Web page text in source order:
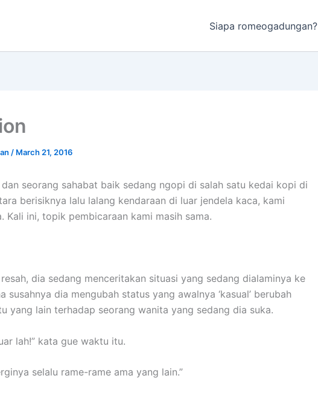
Siapa romeogadungan?
/ March 21, 2016
seorang sahabat baik sedang ngopi di salah satu kedai kopi di
berisiknya lalu lalang kendaraan di luar jendela kaca, kami
Kali ini, topik pembicaraan kami masih sama.
dia sedang menceritakan situasi yang sedang dialaminya ke
susahnya dia mengubah status yang awalnya ‘kasual’ berubah
yang lain terhadap seorang wanita yang sedang dia suka.
lah!” kata gue waktu itu.
selalu rame-rame ama yang lain.”